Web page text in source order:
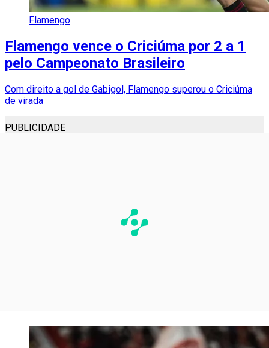
Flamengo
Flamengo vence o Criciúma por 2 a 1
pelo Campeonato Brasileiro
Com direito a gol de Gabigol, Flamengo superou o Criciúma
de virada
PUBLICIDADE